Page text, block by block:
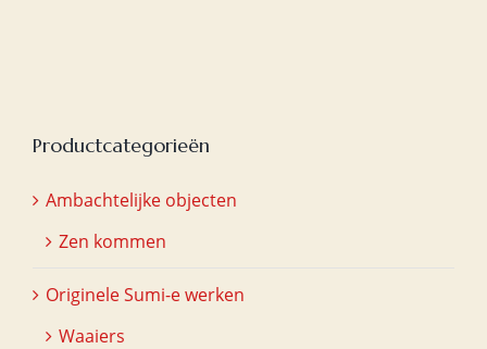
Productcategorieën
Ambachtelijke objecten
Zen kommen
Originele Sumi-e werken
Waaiers